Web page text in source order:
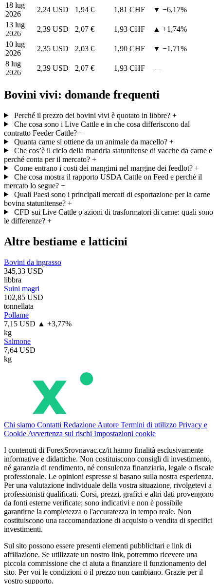
18 lug
2026
2,24 USD 1,94 € 1,81 CHF
▼ −6,17%
13 lug
2026
2,39 USD 2,07 € 1,93 CHF
▲ +1,74%
10 lug
2026
2,35 USD 2,03 € 1,90 CHF
▼ −1,71%
8 lug
2026
2,39 USD 2,07 € 1,93 CHF —
Bovini vivi: domande frequenti
Perché il prezzo dei bovini vivi è quotato in libbre? +
Che cosa sono i Live Cattle e in che cosa differiscono dal
contratto Feeder Cattle? +
Quanta carne si ottiene da un animale da macello? +
Che cos’è il ciclo della mandria statunitense di vacche da carne e
perché conta per il mercato? +
Come entrano i costi dei mangimi nel margine dei feedlot? +
Che cosa mostra il rapporto USDA Cattle on Feed e perché il
mercato lo segue? +
Quali Paesi sono i principali mercati di esportazione per la carne
bovina statunitense? +
CFD sui Live Cattle o azioni di trasformatori di carne: quali sono
le differenze? +
Altre bestiame e latticini
Bovini da ingrasso
345,33 USD
libbra
Suini magri
102,85 USD
tonnellata
Pollame
7,15 USD ▲ +3,77%
kg
Salmone
7,64 USD
kg
Chi siamo Contatti Redazione Autore Termini di utilizzo Privacy e
Cookie Avvertenza sui rischi Impostazioni cookie
I contenuti di ForexSrovnavac.cz/it hanno finalità esclusivamente
informative e didattiche. Non costituiscono consigli di investimento,
né garanzia di rendimento, né consulenza finanziaria, legale o fiscale
professionale. Le opinioni espresse si basano sulla nostra esperienza.
Per una valutazione individuale della vostra situazione, rivolgetevi a
professionisti qualificati. Corsi, prezzi, grafici e altri dati provengono
da fonti esterne verificate; sono indicativi e non è possibile
garantirne la completezza o l'accuratezza in tempo reale. Non
costituiscono una raccomandazione di acquisto o vendita di specifici
investimenti.
Sul sito possono essere presenti elementi pubblicitari e link di
affiliazione. Se utilizzate un nostro link, potremmo ricevere una
piccola commissione che ci aiuta a finanziare il funzionamento del
sito. Per voi le condizioni o il prezzo non cambiano. Grazie per il
vostro supporto.